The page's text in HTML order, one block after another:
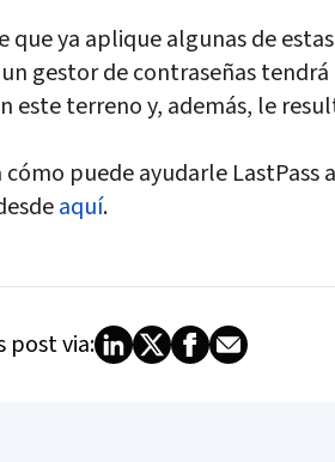
que ya aplique algunas de
gestor de contraseñas
este terreno y, además, le
cómo puede ayudarle LastPass
aquí.
post via: